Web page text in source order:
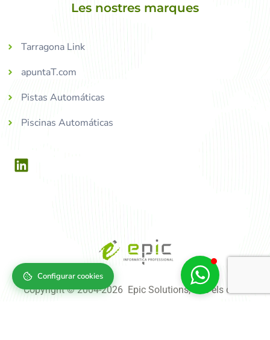
Les nostres marques
Tarragona Link
apuntaT.com
Pistas Automáticas
Piscinas Automáticas
Copyright © 2004-2026 Epic Solutions, tots els drets
Configurar cookies